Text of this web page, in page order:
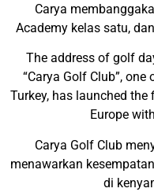
Carya
Academy kelas satu,
The address of golf
“Carya Golf Club”,
Turkey, has launched
Europe
Carya Golf Club
menawarkan
di